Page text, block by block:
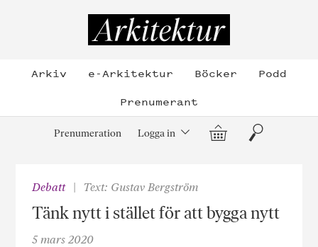
Arkiv e-Arkitektur Böcker
Podd
Prenumerant
Prenumeration Logga in Varukorg
Sök
Debatt Text: Gustav Bergström
Tänk nytt i stället för att bygga nytt
5 mars 2020